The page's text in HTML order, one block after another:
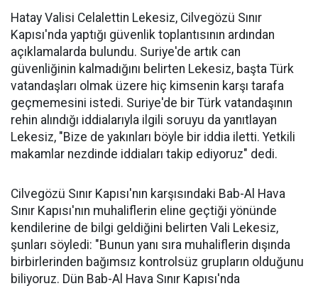
Hatay Valisi Celalettin Lekesiz, Cilvegözü Sınır
Kapısı'nda yaptığı güvenlik toplantısının ardından
açıklamalarda bulundu. Suriye'de artık can
güvenliğinin kalmadığını belirten Lekesiz, başta Türk
vatandaşları olmak üzere hiç kimsenin karşı tarafa
geçmemesini istedi. Suriye'de bir Türk vatandaşının
rehin alındığı iddialarıyla ilgili soruyu da yanıtlayan
Lekesiz, "Bize de yakınları böyle bir iddia iletti. Yetkili
makamlar nezdinde iddiaları takip ediyoruz" dedi.
Cilvegözü Sınır Kapısı'nın karşısındaki Bab-Al Hava
Sınır Kapısı'nın muhaliflerin eline geçtiği yönünde
kendilerine de bilgi geldiğini belirten Vali Lekesiz,
şunları söyledi: "Bunun yanı sıra muhaliflerin dışında
birbirlerinden bağımsız kontrolsüz grupların olduğunu
biliyoruz. Dün Bab-Al Hava Sınır Kapısı'nda